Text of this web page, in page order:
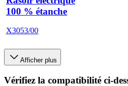
100 % étanche
X3053/00
Afficher plus
Vérifiez la compatibilité ci-